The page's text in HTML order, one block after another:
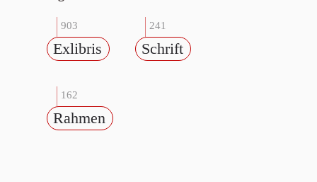
903
Exlibris
241
Schrift
162
Rahmen